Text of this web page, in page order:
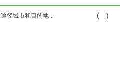
途径城市和目的地： ( )